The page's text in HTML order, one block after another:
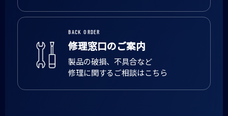
BACK ORDER
修理窓口のご案内
製品の破損、不具合など
修理に関するご相談はこちら